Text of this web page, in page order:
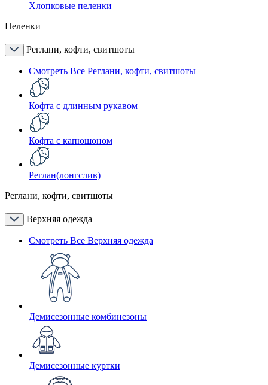
Хлопковые пеленки
Пеленки
Реглани, кофти, свитшоты
Смотреть Все Реглани, кофти, свитшоты
Кофта с длинным рукавом
Кофта с капюшоном
Реглан(лонгслив)
Реглани, кофти, свитшоты
Верхняя одежда
Смотреть Все Верхняя одежда
Демисезонные комбинезоны
Демисезонные куртки